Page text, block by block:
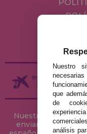
Nuestra tienda de
enviamos tus
Nuestro
que
de
análisis